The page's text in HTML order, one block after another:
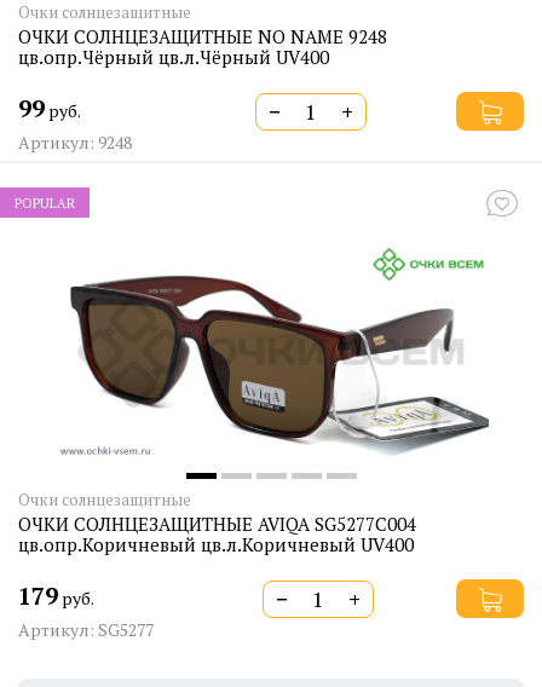
Очки солнцезащитные
ОЧКИ СОЛНЦЕЗАЩИТНЫЕ NO NAME 9248
цв.опр.Чёрный цв.л.Чёрный UV400
99 руб. − +
Артикул: 9248
POPULAR
Очки солнцезащитные
ОЧКИ СОЛНЦЕЗАЩИТНЫЕ AVIQA SG5277C004
цв.опр.Коричневый цв.л.Коричневый UV400
179 руб. − +
Артикул: SG5277